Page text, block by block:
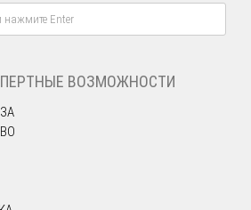
ВОЗМОЖНОСТИ